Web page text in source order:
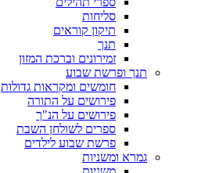
סליחות
תיקון קוראים
תנך
זמירונים וברכת המזון
תנך ופרשת שבוע
חומשים ומקראות גדולות
פירושים על התורה
פירושים על הנ"ך
ספרים לשולחן השבת
פרשת שבוע לילדים
גמרא ומשניות